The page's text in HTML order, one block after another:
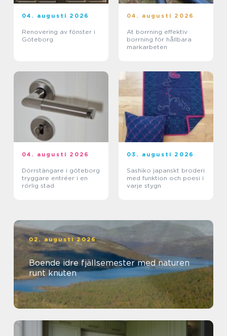
04. augusti 2026
Renovering av fönster i
Göteborg
04. augusti 2026
At borrning effektiv
borrning för hållbara
markarbeten
04. augusti 2026
Dörrstängare i göteborg
tryggare entréer i en
rörlig stad
03. augusti 2026
Sashiko japanskt broderi
med funktion och poesi i
varje stygn
02. augusti 2026
Boende idre fjällsemester med naturen
runt knuten